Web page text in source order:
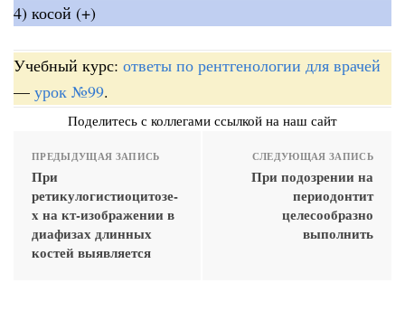
4) косой (+)
Учебный курс: ответы по рентгенологии для врачей
— урок №99.
Поделитесь с коллегами ссылкой на наш сайт
ПРЕДЫДУЩАЯ ЗАПИСЬ
При
ретикулогистиоцитозе-
x на кт-изображении в
диафизах длинных
костей выявляется
СЛЕДУЮЩАЯ ЗАПИСЬ
При подозрении на
периодонтит
целесообразно
выполнить